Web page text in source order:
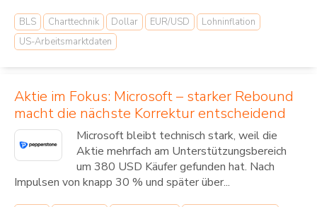
BLS Charttechnik Dollar EUR/USD
Lohninflation
US-Arbeitsmarktdaten
Aktie im Fokus: Microsoft – starker Rebound
macht die nächste Korrektur entscheidend
Microsoft bleibt technisch stark, weil die
Aktie mehrfach am Unterstützungsbereich
um 380 USD Käufer gefunden hat. Nach
Impulsen von knapp 30 % und später über...